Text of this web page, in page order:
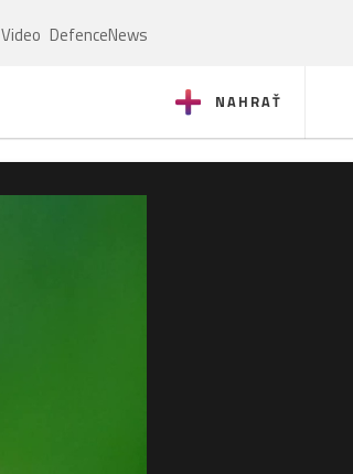
Video DefenceNews
NAHRAŤ